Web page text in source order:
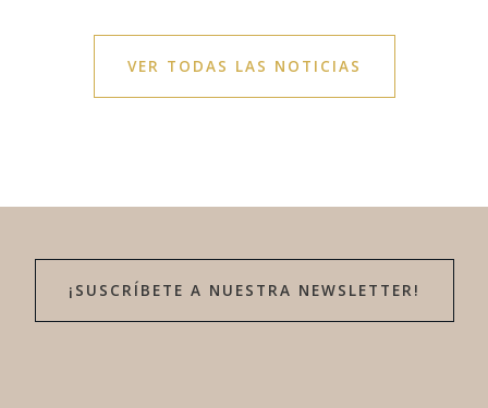
VER TODAS LAS NOTICIAS
¡SUSCRÍBETE A NUESTRA NEWSLETTER!